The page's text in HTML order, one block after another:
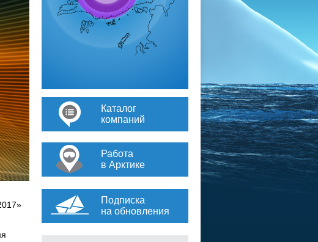
Каталог
компаний
Работа
в Арктике
Подписка
на обновления